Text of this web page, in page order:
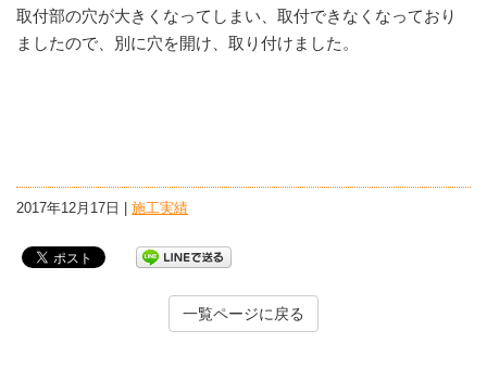
取付部の穴が大きくなってしまい、取付できなくなっており
ましたので、別に穴を開け、取り付けました。
2017年12月17日 | 施工実績
一覧ページに戻る